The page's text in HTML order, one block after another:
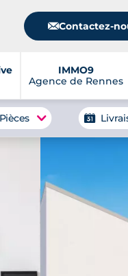
📧Contactez-
IMMO9
Agence de Rennes
Pièces